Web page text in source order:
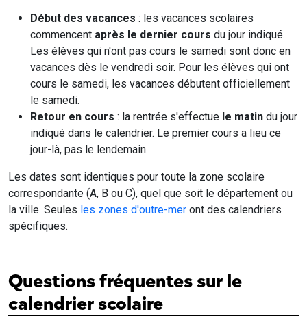
Début des vacances : les vacances scolaires
commencent après le dernier cours du jour indiqué.
Les élèves qui n'ont pas cours le samedi sont donc en
vacances dès le vendredi soir. Pour les élèves qui ont
cours le samedi, les vacances débutent officiellement
le samedi.
Retour en cours : la rentrée s'effectue le matin du jour
indiqué dans le calendrier. Le premier cours a lieu ce
jour-là, pas le lendemain.
Les dates sont identiques pour toute la zone scolaire
correspondante (A, B ou C), quel que soit le département ou
la ville. Seules les zones d'outre-mer ont des calendriers
spécifiques.
Questions fréquentes sur le
calendrier scolaire